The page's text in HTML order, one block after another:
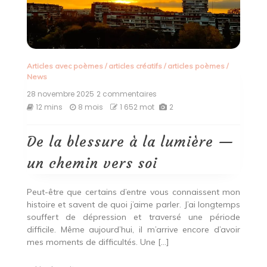
Articles avec poèmes/ articles créatifs/ articles poèmes/
News
28 novembre 2025 2 commentaires
De
la
lumière
chemin
vers
soi
12 mins 8 mois 1 652 mot 2
De la blessure à la lumière —
un chemin vers soi
Peut-être que certains d’entre vous connaissent mon
histoire et savent de quoi j’aime parler. J’ai longtemps
souffert de dépression et traversé une période
difficile. Même aujourd’hui, il m’arrive encore d’avoir
mes moments de difficultés. Une […]